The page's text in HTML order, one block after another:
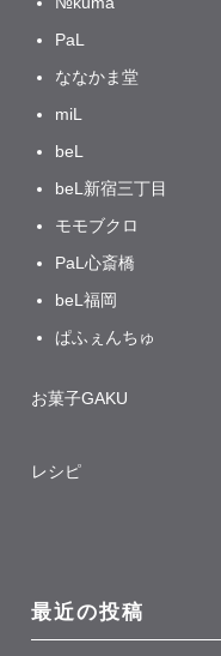
PaL
ななかま堂
miL
beL
beL新宿三丁目
モモブクロ
PaL心斎橋
beL福岡
ぱふぇんちゅ
お菓子GAKU
レシピ
最近の投稿